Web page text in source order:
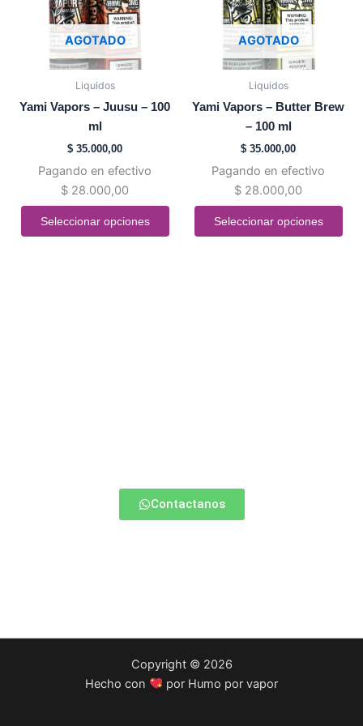
AGOTADO
Liquidos
Yami Vapors – Juusu – 100
ml
$ 35.000,00
Pagando en efectivo
$ 28.000,00
Seleccionar opciones
Las
opciones
se
página
de
producto
AGOTADO
Liquidos
Yami Vapors – Butter Brew
– 100 ml
$ 35.000,00
Pagando en efectivo
$ 28.000,00
Seleccionar opciones
Las
opciones
se
página
de
producto
Contactanos
Copyright © 2026
Hecho con
por Humo por vapor